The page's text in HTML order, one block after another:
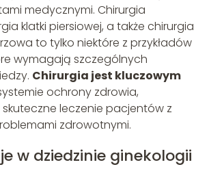
medycznymi. Chirurgia
klatki piersiowej, a także chirurgia
to tylko niektóre z przykładów
wymagają szczególnych
Chirurgia jest kluczowym
ochrony zdrowia,
leczenie pacjentów z
zdrowotnymi.
w dziedzinie ginekologii